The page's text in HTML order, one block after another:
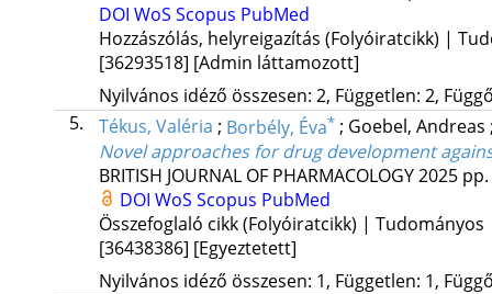
DOI WoS Scopus PubMed
Hozzászólás, helyreigazítás (Folyóiratcikk) |
[36293518] [Admin láttamozott]
Nyilvános idéző összesen: 2, Független: 2,
5.
Tékus, Valéria ; Borbély, Éva* ; Goebel, Andreas
Novel approaches for drug development
BRITISH JOURNAL OF PHARMACOLOGY2025
DOI WoS Scopus PubMed
Összefoglaló cikk (Folyóiratcikk) | Tudományos
[36438386] [Egyeztetett]
Nyilvános idéző összesen: 1, Független: 1,